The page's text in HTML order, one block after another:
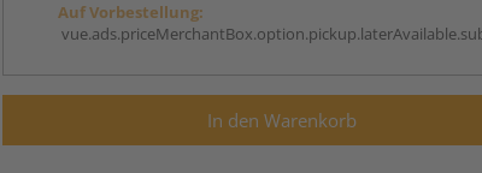
Auf Vorbestellung:
In den Warenkorb